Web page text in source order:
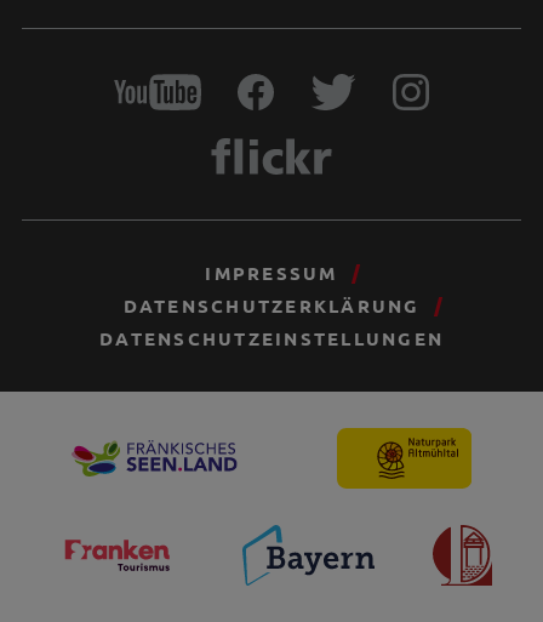
IMPRESSUM
DATENSCHUTZERKLÄRUNG
DATENSCHUTZEINSTELLUNGEN